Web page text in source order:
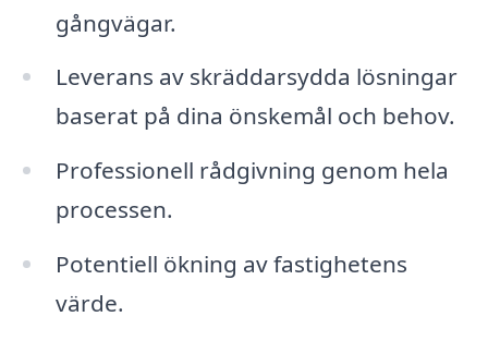
gångvägar.
Leverans av skräddarsydda lösningar
baserat på dina önskemål och behov.
Professionell rådgivning genom hela
processen.
Potentiell ökning av fastighetens
värde.